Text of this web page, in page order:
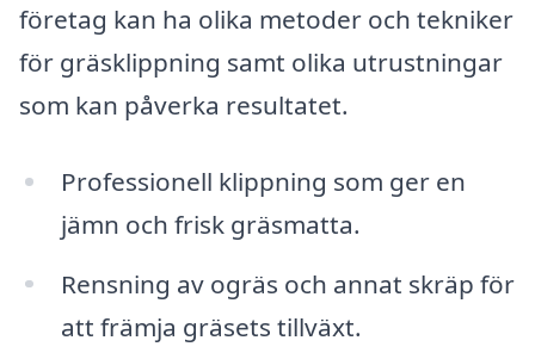
företag kan ha olika metoder och tekniker
för gräsklippning samt olika utrustningar
som kan påverka resultatet.
Professionell klippning som ger en
jämn och frisk gräsmatta.
Rensning av ogräs och annat skräp för
att främja gräsets tillväxt.